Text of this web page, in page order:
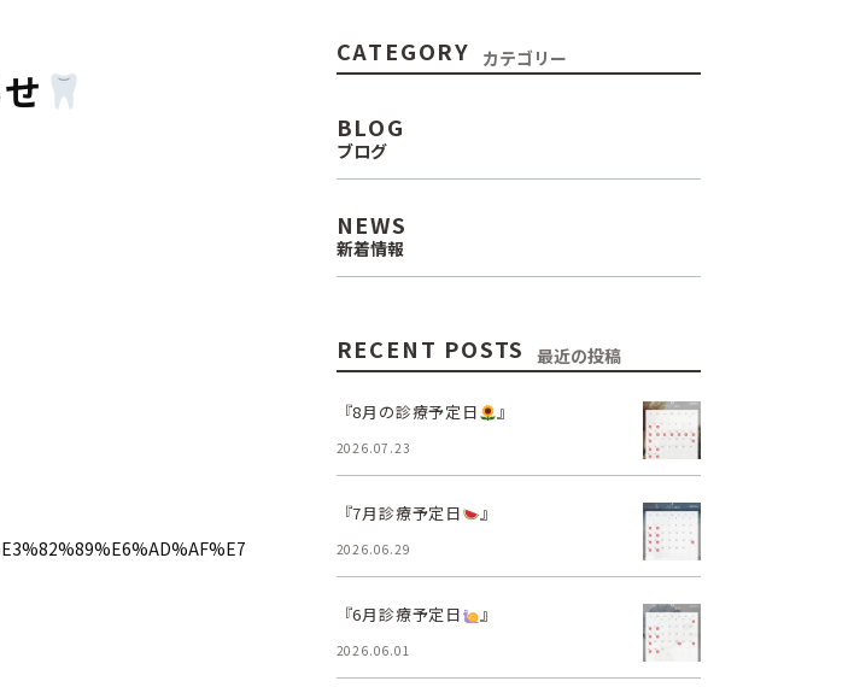
審美治療
訪問診療
CATEGORY カテゴリー
BLOG
ブログ
NEWS
新着情報
RECENT POSTS 最近の投稿
『8月の診療予定日 』
2026.07.23
『7月診療予定日 』
2026.06.29
『6月診療予定日 』
2026.06.01